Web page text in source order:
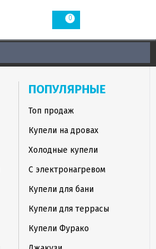
0
ПОПУЛЯРНЫЕ
Топ продаж
Купели на дровах
Холодные купели
С электронагревом
Купели для бани
Купели для террасы
Купели Фурако